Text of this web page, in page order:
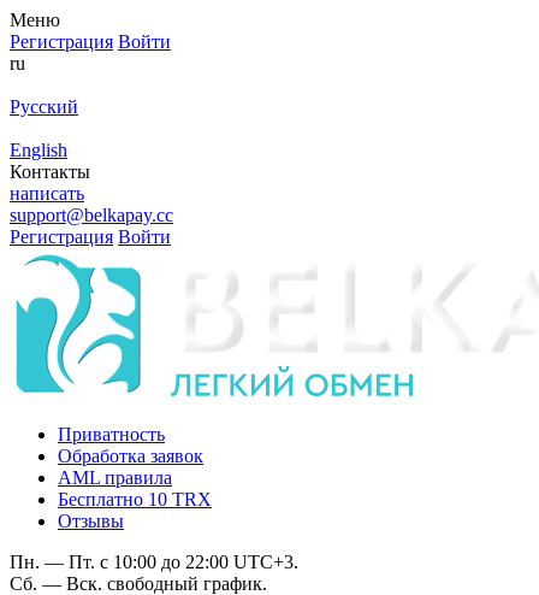
Меню
Регистрация Войти
ru
Русский
English
Контакты
написать
support@belkapay.cc
Регистрация Войти
Приватность
Обработка заявок
AML правила
Бесплатно 10 TRX
Отзывы
Пн. — Пт. с 10:00 до 22:00 UTC+3.
Сб. — Вск. свободный график.